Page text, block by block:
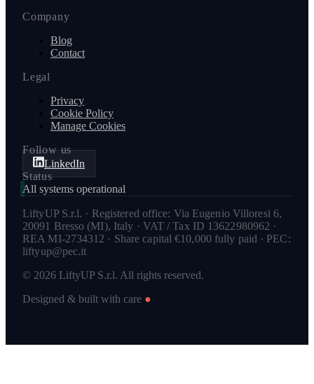
Company
Blog
Contact
Legal
Privacy
Cookie Policy
Manage Cookies
Follow us
LinkedIn
Status
All systems operational
LiftyUP S.r.l. · Registered office: Via Eugenio Villoresi 6,
20091 Bresso (MI), Italy · VAT / Tax ID 13622980962 ·
REA MI-2734312 · Share capital €10,000 fully paid · PEC:
liftyup@pec.it
© 2026 LiftyUP S.r.l. All rights reserved.
Designed & built with care ●